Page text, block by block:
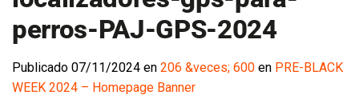
perros-PAJ-GPS-2024
Publicado 07/11/2024 en 206 &veces; 600 en PRE-BLACK
WEEK 2024 – Homepage Banner